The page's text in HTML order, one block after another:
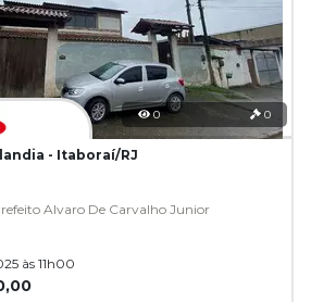
0 0
- Itaboraí/RJ
Alvaro De Carvalho Junior
às 11h00